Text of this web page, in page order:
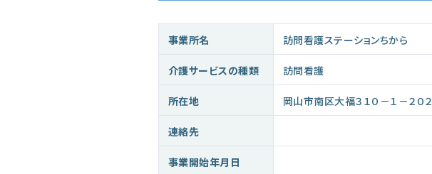
事業所名 訪問看護ステーションちから
介護サービスの種類 訪問看護
所在地 岡山市南区大福３１０－１－２０２
連絡先
事業開始年月日